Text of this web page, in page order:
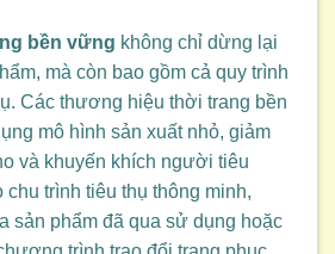
bền vững không chỉ dừng lại
mà còn bao gồm cả quy trình
Các thương hiệu thời trang bền
mô hình sản xuất nhỏ, giảm
và khuyến khích người tiêu
chu trình tiêu thụ thông minh,
sản phẩm đã qua sử dụng hoặc